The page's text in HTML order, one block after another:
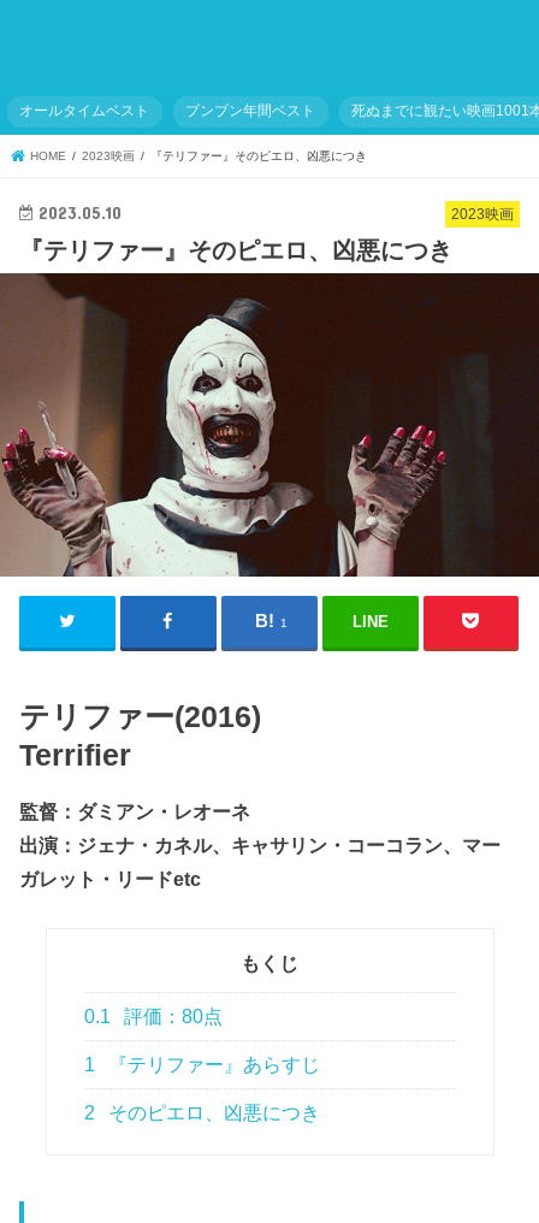
オールタイムベスト ブンブン年間ベスト 死ぬまでに観たい映画1001
HOME 2023映画 『テリファー』そのピエロ、凶悪につき
2023映画
2023.05.10
『テリファー』そのピエロ、凶悪につき
1 LINE
テリファー(2016)
Terrifier
監督：ダミアン・レオーネ
出演：ジェナ・カネル、キャサリン・コーコラン、マー
ガレット・リードetc
もくじ
0.1 評価：80点
1 『テリファー』あらすじ
2 そのピエロ、凶悪につき